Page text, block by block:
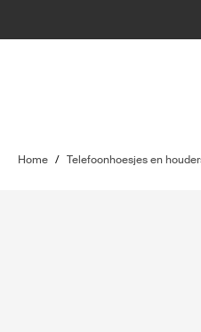
Home / Telefoonhoesjes en